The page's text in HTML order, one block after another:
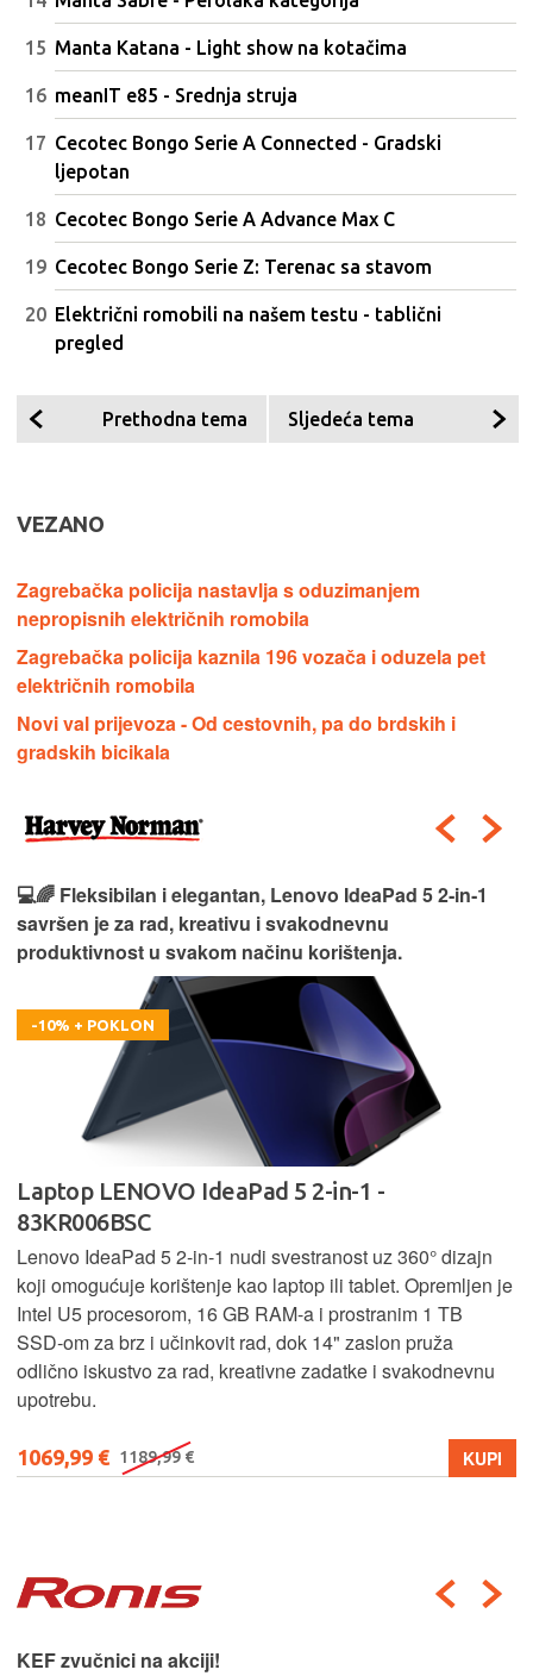
Manta Katana - Light show na kotačima
meanIT e85 - Srednja struja
Cecotec Bongo Serie A Connected - Gradski
ljepotan
Cecotec Bongo Serie A Advance Max C
Cecotec Bongo Serie Z: Terenac sa stavom
Električni romobili na našem testu - tablični
pregled
Prethodna tema Sljedeća tema
VEZANO
Zagrebačka policija nastavlja s oduzimanjem
nepropisnih električnih romobila
Zagrebačka policija kaznila 196 vozača i oduzela pet
električnih romobila
Novi val prijevoza - Od cestovnih, pa do brdskih i
gradskih bicikala
💻🌈 Fleksibilan i elegantan, Lenovo IdeaPad 5 2‑in‑1
savršen je za rad, kreativu i svakodnevnu
produktivnost u svakom načinu korištenja.
-10% + POKLON
Laptop LENOVO IdeaPad 5 2-in-1 -
83KR006BSC
Lenovo IdeaPad 5 2‑in‑1 nudi svestranost uz 360° dizajn
koji omogućuje korištenje kao laptop ili tablet. Opremljen je
Intel U5 procesorom, 16 GB RAM-a i prostranim 1 TB
SSD‑om za brz i učinkovit rad, dok 14" zaslon pruža
odlično iskustvo za rad, kreativne zadatke i svakodnevnu
upotrebu.
1069,99 € 1189,99 € KUPI
KEF zvučnici na akciji!